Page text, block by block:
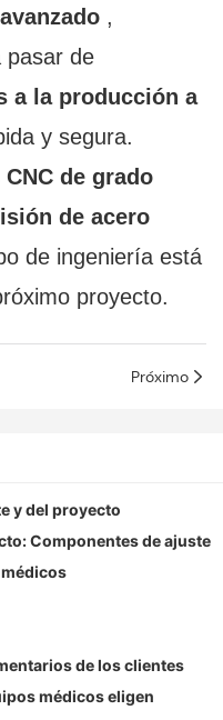
,
pasar de
a la producción a
y segura.
de grado
de acero
de ingeniería está
proyecto.
Próximo
y del proyecto
Componentes de ajuste
de los clientes
médicos eligen